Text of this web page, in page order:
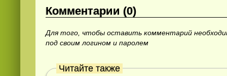
Комментарии (0)
Для того, чтобы оставить комментарий
под своим логином и паролем
Читайте также